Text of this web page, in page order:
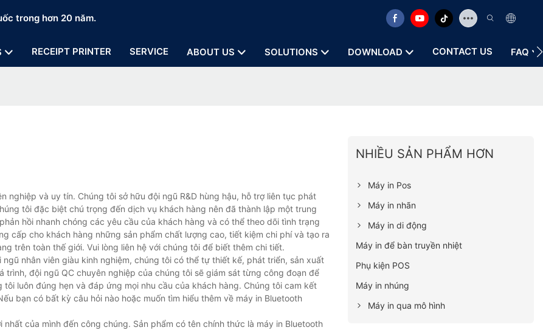
trong hơn 20 năm.
RECEIPT PRINTER SERVICE ABOUT US SOLUTIONS DOWNLOAD CONTACT US FAQ
nghiệp và uy tín. Chúng tôi sở hữu đội ngũ R&D hùng hậu, hỗ trợ liên tục phát
tôi đặc biệt chú trọng đến dịch vụ khách hàng nên đã thành lập một trung
hồi nhanh chóng các yêu cầu của khách hàng và có thể theo dõi tình trạng
cấp cho khách hàng những sản phẩm chất lượng cao, tiết kiệm chi phí và tạo ra
trên toàn thế giới. Vui lòng liên hệ với chúng tôi để biết thêm chi tiết.
nhân viên giàu kinh nghiệm, chúng tôi có thể tự thiết kế, phát triển, sản xuất
đội ngũ QC chuyên nghiệp của chúng tôi sẽ giám sát từng công đoạn để
luôn đúng hẹn và đáp ứng mọi nhu cầu của khách hàng. Chúng tôi cam kết
bạn có bất kỳ câu hỏi nào hoặc muốn tìm hiểu thêm về máy in Bluetooth
của mình đến công chúng. Sản phẩm có tên chính thức là máy in Bluetooth
NHIỀU SẢN PHẨM HƠN
Máy in Pos
Máy in nhãn
Máy in di động
Máy in để bàn truyền nhiệt
Phụ kiện POS
Máy in nhúng
Máy in qua mô hình